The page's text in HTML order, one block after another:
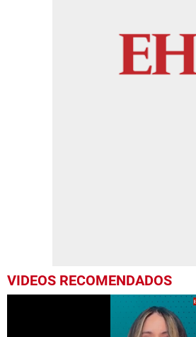
VIDEOS RECOMENDADOS